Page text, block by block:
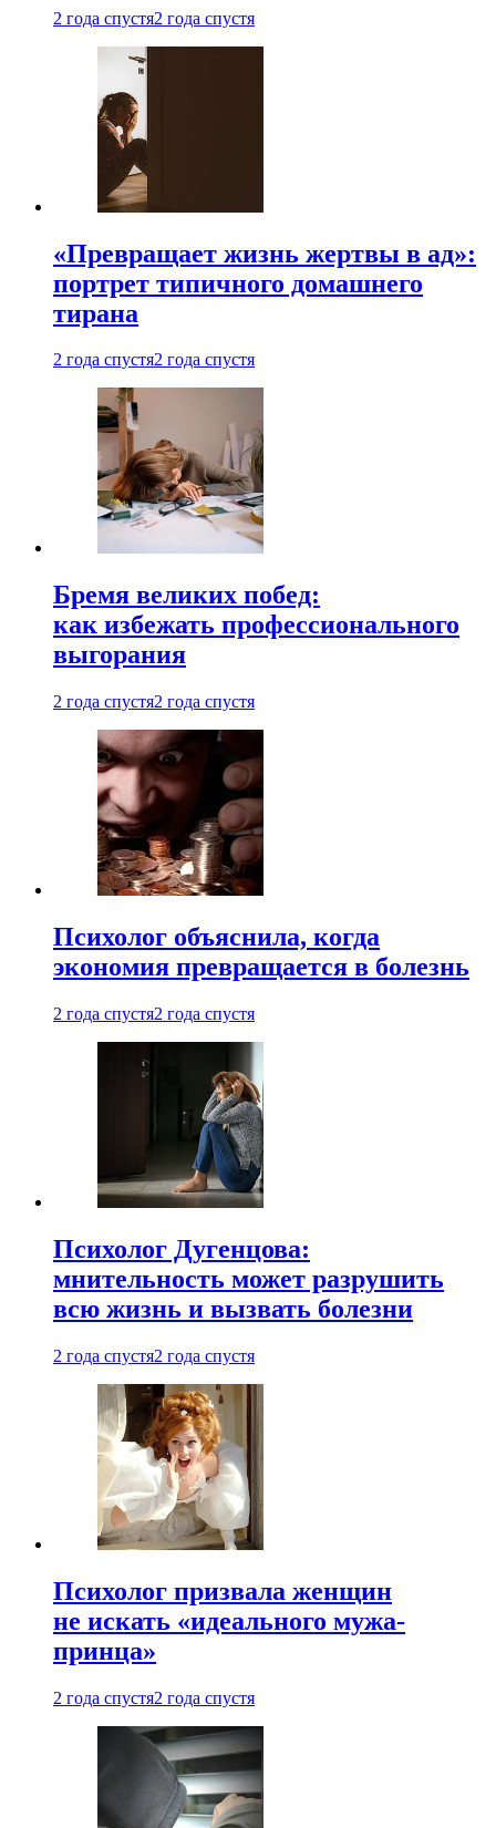
2 года спустя2 года спустя
«Превращает жизнь жертвы в ад»:
портрет типичного домашнего
тирана
2 года спустя2 года спустя
Бремя великих побед:
как избежать профессионального
выгорания
2 года спустя2 года спустя
Психолог объяснила, когда
экономия превращается в болезнь
2 года спустя2 года спустя
Психолог Дугенцова:
мнительность может разрушить
всю жизнь и вызвать болезни
2 года спустя2 года спустя
Психолог призвала женщин
не искать «идеального мужа-
принца»
2 года спустя2 года спустя